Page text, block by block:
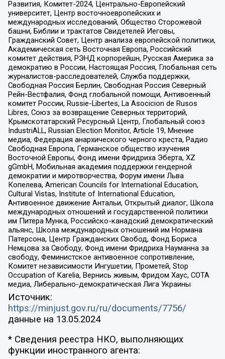
Развития, Комитет-2024, Центрально-Европейский
университет, Центр восточноевропейских и
международных исследований, Общество Сторожевой
башни, Библии и трактатов Свидетелей Иеговы,
Гражданский Совет, Центр анализа европейской политики,
Академическая сеть Восточная Европа, Российский
комитет действия, РЭНД корпорейшн, Русская Америка за
демократию в России, Настоящая Россия, Глобальная сеть
журналистов-расследователей, Служба поддержки,
Свободная Россия Берлин, Свободная Россия Северный
Рейн-Вестфалия, Фонд глобальной помощи, Антивоенный
комитет России, Russie-Libertes, La Asocicion de Rusos
Libres, Союз за возвращение Северных территорий,
Крымскотатарский Ресурсный Центр, Глобальный союз
IndustriALL, Russian Election Monitor, Article 19, Мнение
медиа, Федерация анархического черного креста, Радио
Свободная Европа, Германское общество изучения
Восточной Европы, Фонд имени Фридриха Эберта, XZ
gGmbH, Мобильная академия поддержки гендерной
демократии и миротворчества, Форум имени Льва
Копелева, American Councils for International Education,
Cultural Vistas, Institute of International Education,
Антивоенное движение Антальи, Открытый диалог, Школа
международных отношений и государственной политики
им Питера Мунка, Российско-канадский демократический
альянс, Школа международных отношений им Нормана
Патерсона, Центр Гражданских Свобод, Фонд Бориса
Немцова за Свободу, Фонд имени Фридриха Науманна за
свободу, Феминистское антивоенное сопротивление,
Комитет независимости Ингушетии, Прометей, Stop
Occupation of Karelia, Вернись живым, Фридом Хаус, СОТА
медиа, Либерально-демократическая Лига Украины
Источник:
https://minjust.gov.ru/ru/documents/7756/
данные на 13.05.2024
* Сведения реестра НКО, выполняющих
функции иностранного агента: